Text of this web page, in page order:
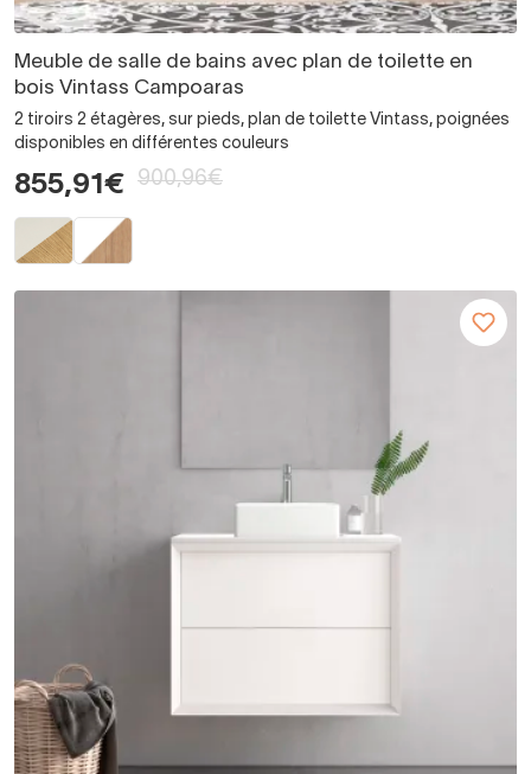
Meuble de salle de bains avec plan de toilette en
bois Vintass Campoaras
2 tiroirs 2 étagères, sur pieds, plan de toilette Vintass, poignées
disponibles en différentes couleurs
855,91€ 900,96€